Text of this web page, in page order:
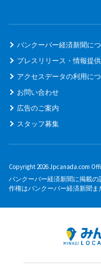
バンクーバー経済新聞に
プレスリリース・情報提
アクセスデータの利用に
お問い合わせ
広告のご案内
スタッフ募集
Copyright 2026 Jpcanada.com
バンクーバー経済新聞に掲載
作権はバンクーバー経済新聞ま